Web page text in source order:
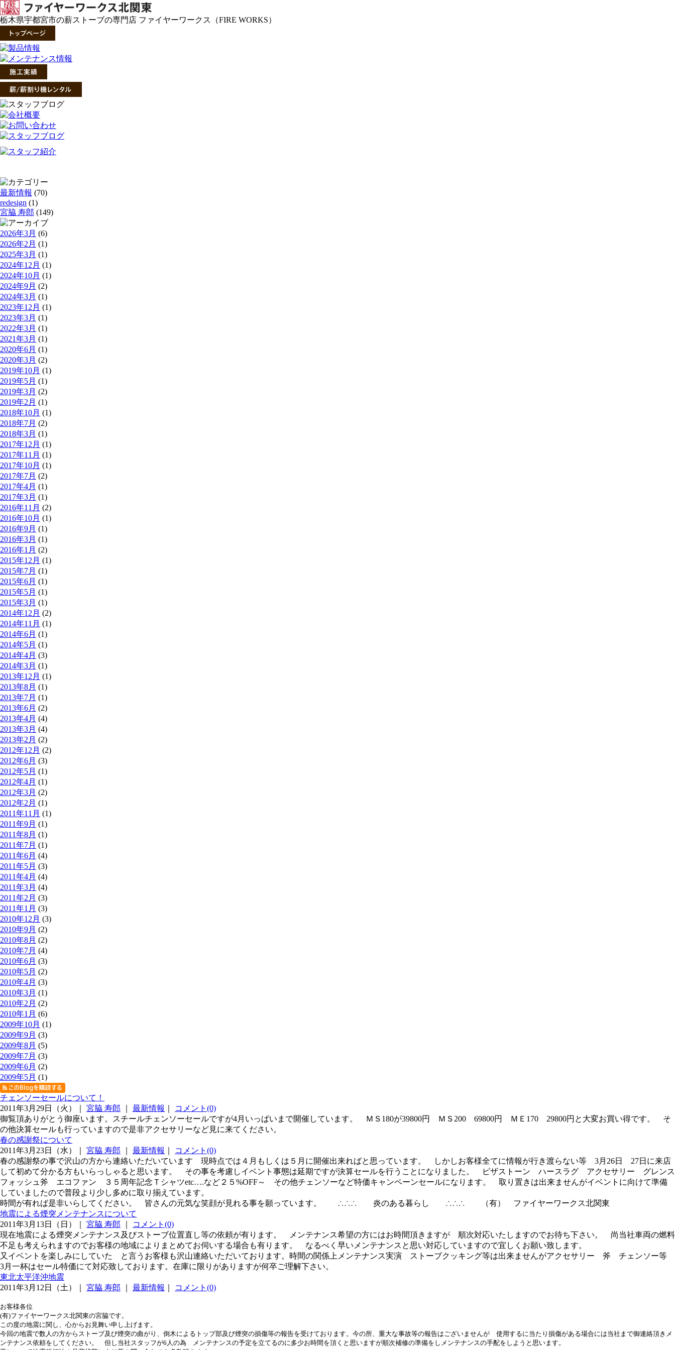
栃木県宇都宮市の薪ストーブの専門店 ファイヤーワークス（FIRE WORKS）
最新情報 (70)
redesign (1)
宮脇 寿郎 (149)
2026年3月 (6)
2026年2月 (1)
2025年3月 (1)
2024年12月 (1)
2024年10月 (1)
2024年9月 (2)
2024年3月 (1)
2023年12月 (1)
2023年3月 (1)
2022年3月 (1)
2021年3月 (1)
2020年6月 (1)
2020年3月 (2)
2019年10月 (1)
2019年5月 (1)
2019年3月 (2)
2019年2月 (1)
2018年10月 (1)
2018年7月 (2)
2018年3月 (1)
2017年12月 (1)
2017年11月 (1)
2017年10月 (1)
2017年7月 (2)
2017年4月 (1)
2017年3月 (1)
2016年11月 (2)
2016年10月 (1)
2016年9月 (1)
2016年3月 (1)
2016年1月 (2)
2015年12月 (1)
2015年7月 (1)
2015年6月 (1)
2015年5月 (1)
2015年3月 (1)
2014年12月 (2)
2014年11月 (1)
2014年6月 (1)
2014年5月 (1)
2014年4月 (3)
2014年3月 (1)
2013年12月 (1)
2013年8月 (1)
2013年7月 (1)
2013年6月 (2)
2013年4月 (4)
2013年3月 (4)
2013年2月 (2)
2012年12月 (2)
2012年6月 (3)
2012年5月 (1)
2012年4月 (1)
2012年3月 (2)
2012年2月 (1)
2011年11月 (1)
2011年9月 (1)
2011年8月 (1)
2011年7月 (1)
2011年6月 (4)
2011年5月 (3)
2011年4月 (4)
2011年3月 (4)
2011年2月 (3)
2011年1月 (3)
2010年12月 (3)
2010年9月 (2)
2010年8月 (2)
2010年7月 (4)
2010年6月 (3)
2010年5月 (2)
2010年4月 (3)
2010年3月 (1)
2010年2月 (2)
2010年1月 (6)
2009年10月 (1)
2009年9月 (3)
2009年8月 (5)
2009年7月 (3)
2009年6月 (2)
2009年5月 (1)
チェンソーセールについて！
2011年3月29日（火）｜ 宮脇 寿郎 最新情報
コメント(0)
御覧頂ありがとう御座います。スチールチェンソーセールですが4月いっぱいまで開催しています。 ＭＳ180が39800円 ＭＳ200 69800円 ＭＥ170 29800円と大変お買い得です。 そ
の他決算セールも行っていますので是非アクセサリーなど見に来てください。
春の感謝祭について
2011年3月23日（水）｜ 宮脇 寿郎 最新情報
コメント(0)
春の感謝祭の事で沢山の方から連絡いただいています 現時点では４月もしくは５月に開催出来ればと思っています。 しかしお客様全てに情報が行き渡らない等 3月26日 27日に来店
して初めて分かる方もいらっしゃると思います。 その事を考慮しイベント事態は延期ですが決算セールを行うことになりました。 ピザストーン ハースラグ アクセサリー グレンス
フォッシュ斧 エコファン ３５周年記念Ｔシャツetc….など２５%OFF～ その他チェンソーなど特価キャンペーンセールになります。 取り置きは出来ませんがイベントに向けて準備
していましたので普段より少し多めに取り揃えています。
時間が有れば是非いらしてください。 皆さんの元気な笑顔が見れる事を願っています。 ∴∴∴ 炎のある暮らし ∴∴∴ （有） ファイヤーワークス北関東
地震による煙突メンテナンスについて
2011年3月13日（日）｜ 宮脇 寿郎
コメント(0)
現在地震による煙突メンテナンス及びストーブ位置直し等の依頼が有ります。 メンテナンス希望の方にはお時間頂きますが 順次対応いたしますのでお待ち下さい。 尚当社車両の燃料
不足も考えられますのでお客様の地域によりまとめてお伺いする場合も有ります。 なるべく早いメンテナンスと思い対応していますので宜しくお願い致します。
又イベントを楽しみにしていた と言うお客様も沢山連絡いただいております。時間の関係上メンテナンス実演 ストーブクッキング等は出来ませんがアクセサリー 斧 チェンソー等
3月一杯はセール特価にて対応致しております。在庫に限りがありますが何卒ご理解下さい。
東北太平洋沖地震
2011年3月12日（土）｜ 宮脇 寿郎 最新情報 コメント(0)
お客様各位
(有)ファイヤーワークス北関東の宮脇です。
この度の地震に関し、心からお見舞い申し上げます。
今回の地震で数人の方からストーブ及び煙突の曲がり、倒木によるトップ部及び煙突の損傷等の報告を受けております。今の所、重大な事故等の報告はございませんが 使用するに当たり損傷がある場合には当社まで御連絡頂きメ
ンテナンス依頼をしてください。 但し当社スタッフが6人の為 メンテナンスの予定を立てるのに多少お時間を頂くと思いますが順次補修の準備をしメンテナンスの手配をしようと思います。